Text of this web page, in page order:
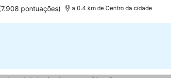
pontuações) a 0.4 km de Centro da cidade